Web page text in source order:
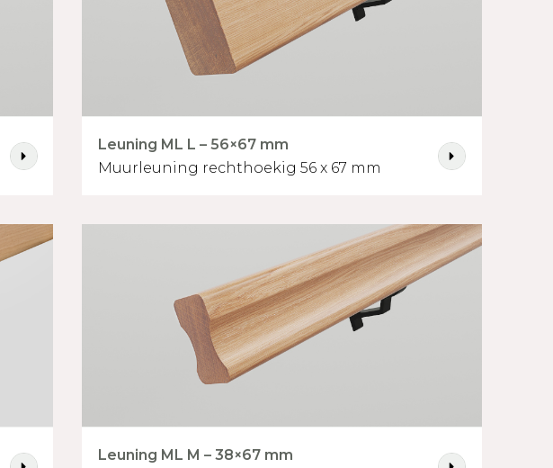
Leuning ML L – 56×67 mm
Muurleuning rechthoekig 56 x 67 mm
Leuning ML M – 38×67 mm